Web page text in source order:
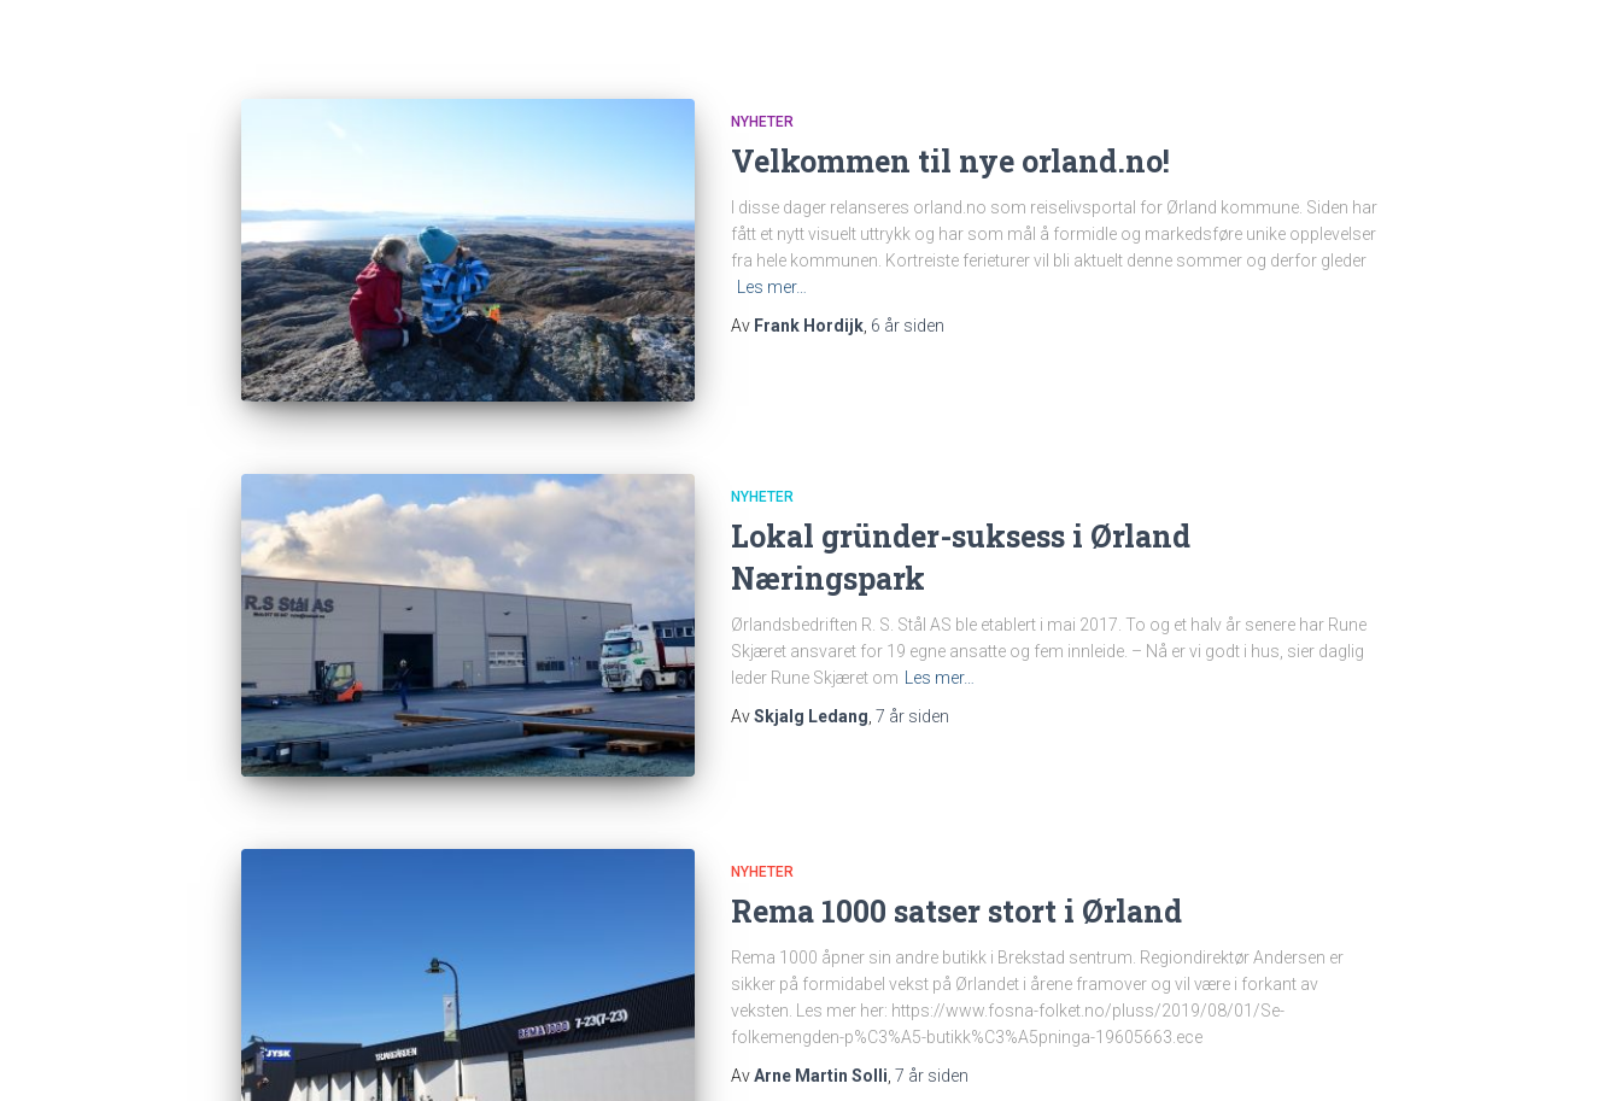
NYHETER
Velkommen til nye orland.no!
I disse dager relanseres orland.no som reiselivsportal for Ørland kommune. Siden har
fått et nytt visuelt uttrykk og har som mål å formidle og markedsføre unike opplevelser
fra hele kommunen. Kortreiste ferieturer vil bli aktuelt denne sommer og derfor gleder
Les mer…
Av Frank Hordijk, 6 årsiden
NYHETER
Lokal gründer-suksess i Ørland
Næringspark
Ørlandsbedriften R. S. Stål AS ble etablert i mai 2017. To og et halv år senere har Rune
Skjæret ansvaret for 19 egne ansatte og fem innleide. – Nå er vi godt i hus, sier daglig
leder Rune Skjæret om
Les mer…
AvSkjalg Ledang 7 årsiden
NYHETER
Rema 1000 satser stort i Ørland
Rema 1000 åpner sin andre butikk i Brekstad sentrum. Regiondirektør Andersen er
sikker på formidabel vekst på Ørlandet i årene framover og vil være i forkant av
veksten. Les mer her: https://www.fosna-folket.no/pluss/2019/08/01/Se-
folkemengden-p%C3%A5-butikk%C3%A5pninga-19605663.ece
AvArne Martin Solli 7 årsiden